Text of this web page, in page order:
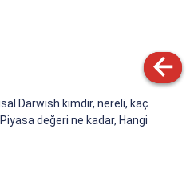
Darwish kimdir, nereli, kaç
değeri ne kadar, Hangi